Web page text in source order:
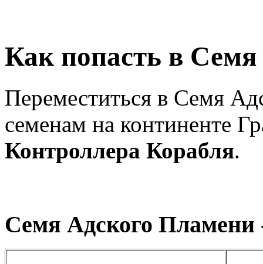
Как попасть в
Переместиться в Семя
семенам на континенте
Контроллера Корабля.
Семя Адского Пламени